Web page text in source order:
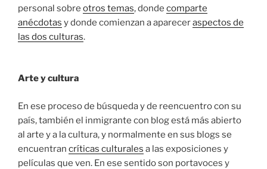
personal sobre otros temas, donde comparte
anécdotas y donde comienzan a apareceraspectos de
las dos culturas.
Arte y cultura
En ese proceso de búsqueda y de reencuentro con su
país, también el inmigrante con blog está más abierto
al arte y a la cultura, y normalmente en sus blogs se
encuentran críticas culturales a las exposiciones y
películas que ven. En ese sentido son portavoces y